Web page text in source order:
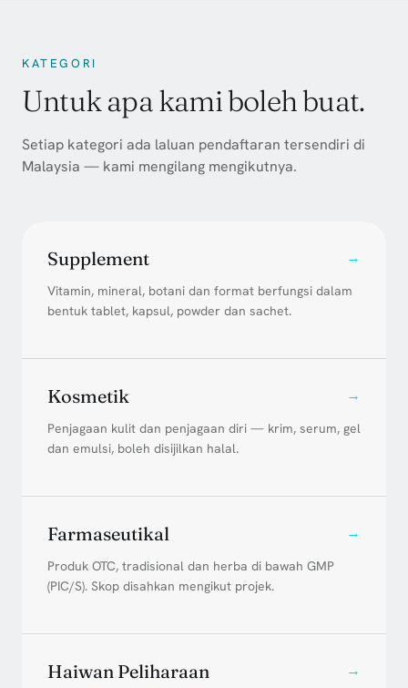
KATEGORI
Untuk apa kami boleh buat.
Setiap kategori ada laluan pendaftaran tersendiri di
Malaysia — kami mengilang mengikutnya.
Supplement →
Vitamin, mineral, botani dan format berfungsi dalam
bentuk tablet, kapsul, powder dan sachet.
Kosmetik →
Penjagaan kulit dan penjagaan diri — krim, serum, gel
dan emulsi, boleh disijilkan halal.
Farmaseutikal →
Produk OTC, tradisional dan herba di bawah GMP
(PIC/S). Skop disahkan mengikut projek.
Haiwan Peliharaan →